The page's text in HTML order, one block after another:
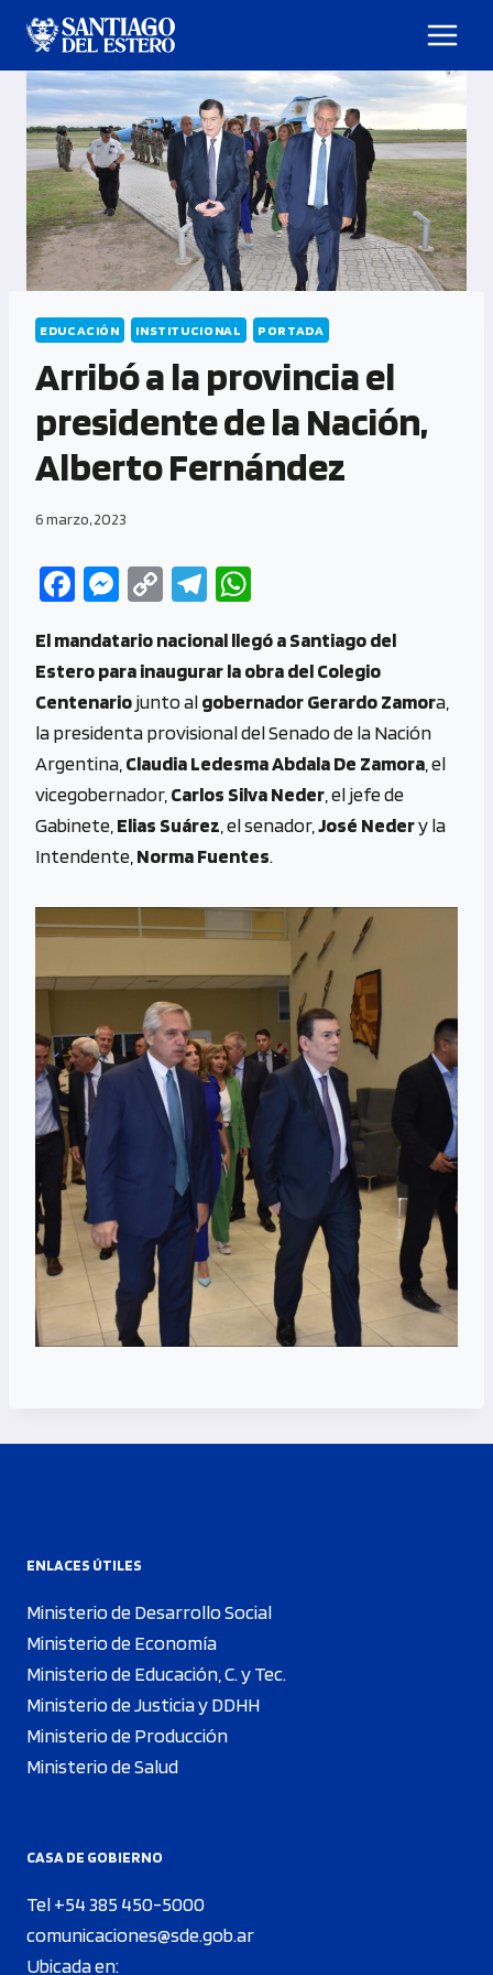
EDUCACIÓN INSTITUCIONAL PORTADA
Arribó a la provincia el
presidente de la Nación,
Alberto Fernández
6 marzo, 2023
Fa
b
o
o
k
M
se
n
g
er
C
py
Li
n
k
Te
gr
a
m
at
s
A
p
p
El mandatario nacional llegó a Santiago del
Estero para inaugurar la obra del Colegio
Centenariojunto algobernador Gerardo Zamora,
la presidenta provisional del Senado de la Nación
Argentina, Claudia Ledesma Abdala De Zamora , el
vicegobernador, Carlos Silva Neder , el jefe de
Gabinete, Elias Suárez , el senador, José Nedery la
Intendente, Norma Fuentes.
ENLACES ÚTILES
Ministerio de Desarrollo Social
Ministerio de Economía
Ministerio de Educación, C. y Tec.
Ministerio de Justicia y DDHH
Ministerio de Producción
Ministerio de Salud
CASA DE GOBIERNO
Tel +54 385 450-5000
comunicaciones@sde.gob.ar
Ubicada en: